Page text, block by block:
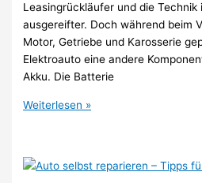
Leasingrückläufer und die
ausgereifter. Doch während beim
Motor, Getriebe und Karosserie
Elektroauto eine andere
Akku. Die Batterie
Gebrauchtes
kaufen:
Woran
Weiterlesen »